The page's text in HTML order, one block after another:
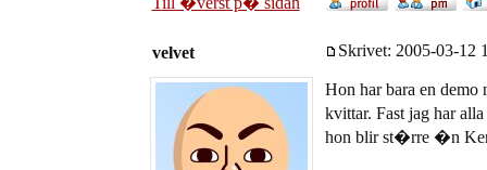
velvet Skrivet: 2005-03-12
Hon har bara en
kvittar. Fast jag har
hon blir st�rre �n